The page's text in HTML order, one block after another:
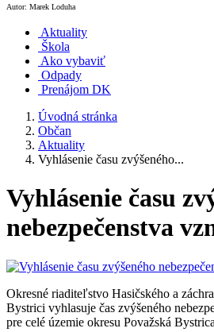
Autor: Marek Loduha
Aktuality
Škola
Ako vybaviť
Odpady
Prenájom DK
Úvodná stránka
Občan
Aktuality
Vyhlásenie času zvýšeného...
Vyhlásenie času
nebezpečenstva
Okresné riaditeľstvo Hasičského a
Bystrici vyhlasuje čas zvýšeného
pre celé územie okresu Považská